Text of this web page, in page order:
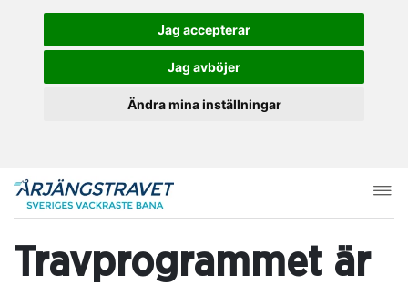
Jag accepterar
Jag avböjer
Ändra mina inställningar
Travprogrammet är